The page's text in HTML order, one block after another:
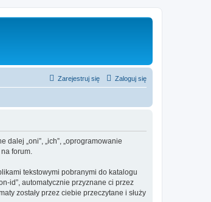
Zaloguj się
Zarejestruj się
dalej „oni”, „ich”, „oprogramowanie
forum.
tekstowymi pobranymi do katalogu
id”, automatycznie przyznane ci przez
zostały przez ciebie przeczytane i służy